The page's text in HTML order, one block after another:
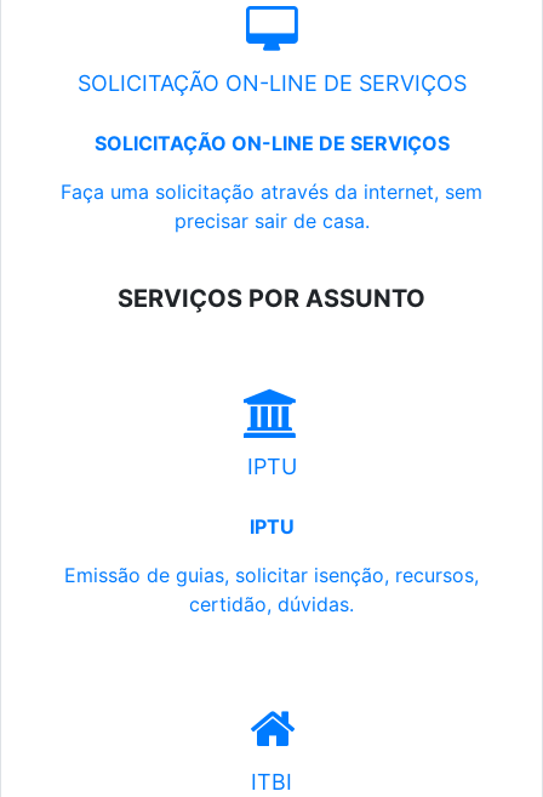
SOLICITAÇÃO ON-LINE DE SERVIÇOS
SOLICITAÇÃO ON-LINE DE SERVIÇOS
Faça uma solicitação através da internet, sem
precisar sair de casa.
SERVIÇOS POR ASSUNTO
IPTU
IPTU
Emissão de guias, solicitar isenção, recursos,
certidão, dúvidas.
ITBI